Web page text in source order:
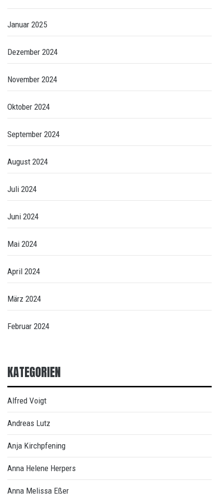
Januar 2025
Dezember 2024
November 2024
Oktober 2024
September 2024
August 2024
Juli 2024
Juni 2024
Mai 2024
April 2024
März 2024
Februar 2024
KATEGORIEN
Alfred Voigt
Andreas Lutz
Anja Kirchpfening
Anna Helene Herpers
Anna Melissa Eßer